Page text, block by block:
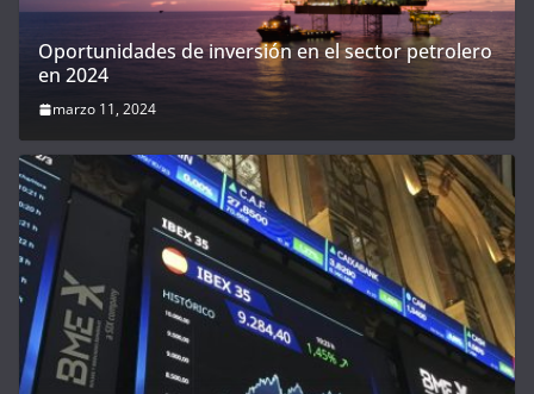
Oportunidades de inversión en el sector petrolero
en 2024
marzo 11, 2024